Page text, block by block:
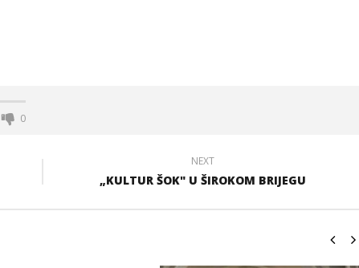
0
NEXT
„KULTUR ŠOK" U ŠIROKOM BRIJEGU